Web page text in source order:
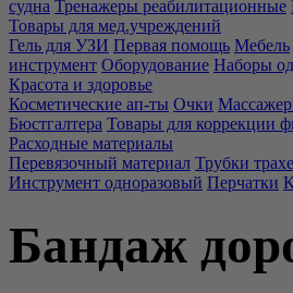
судна Тренажеры реабилитационные
Товары для мед.учреждений
Гель для УЗИ Первая помощь Мебель
инструмент Оборудование Наборы
Красота и здоровье
Косметические ап-ты Очки
Бюстгалтера Товары для коррекции
Расходные материалы
Перевязочный материал Трубки
Инструмент одноразовый Перчатки
Бандаж